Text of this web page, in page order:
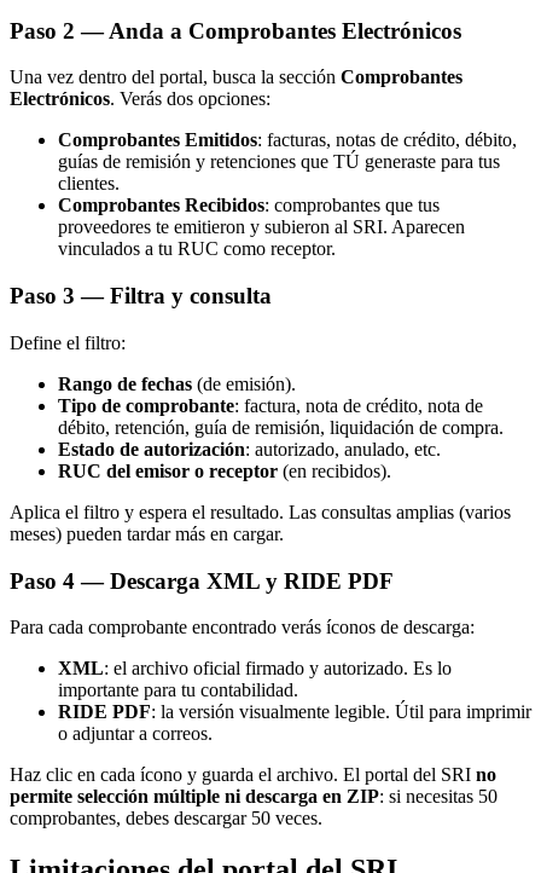
Paso 2 — Anda a Comprobantes Electrónicos
Una vez dentro del portal, busca la sección Comprobantes
Electrónicos. Verás dos opciones:
Comprobantes Emitidos: facturas, notas de crédito, débito,
guías de remisión y retenciones que TÚ generaste para tus
clientes.
Comprobantes Recibidos: comprobantes que tus
proveedores te emitieron y subieron al SRI. Aparecen
vinculados a tu RUC como receptor.
Paso 3 — Filtra y consulta
Define el filtro:
Rango de fechas (de emisión).
Tipo de comprobante: factura, nota de crédito, nota de
débito, retención, guía de remisión, liquidación de compra.
Estado de autorización: autorizado, anulado, etc.
RUC del emisor o receptor (en recibidos).
Aplica el filtro y espera el resultado. Las consultas amplias (varios
meses) pueden tardar más en cargar.
Paso 4 — Descarga XML y RIDE PDF
Para cada comprobante encontrado verás íconos de descarga:
XML: el archivo oficial firmado y autorizado. Es lo
importante para tu contabilidad.
RIDE PDF: la versión visualmente legible. Útil para imprimir
o adjuntar a correos.
Haz clic en cada ícono y guarda el archivo. El portal del SRI no
permite selección múltiple ni descarga en ZIP: si necesitas 50
comprobantes, debes descargar 50 veces.